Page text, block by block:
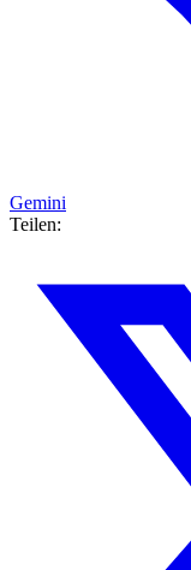
Gemini
Teilen: